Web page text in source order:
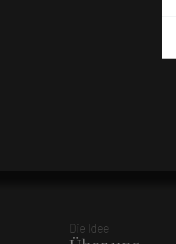
Die Idee